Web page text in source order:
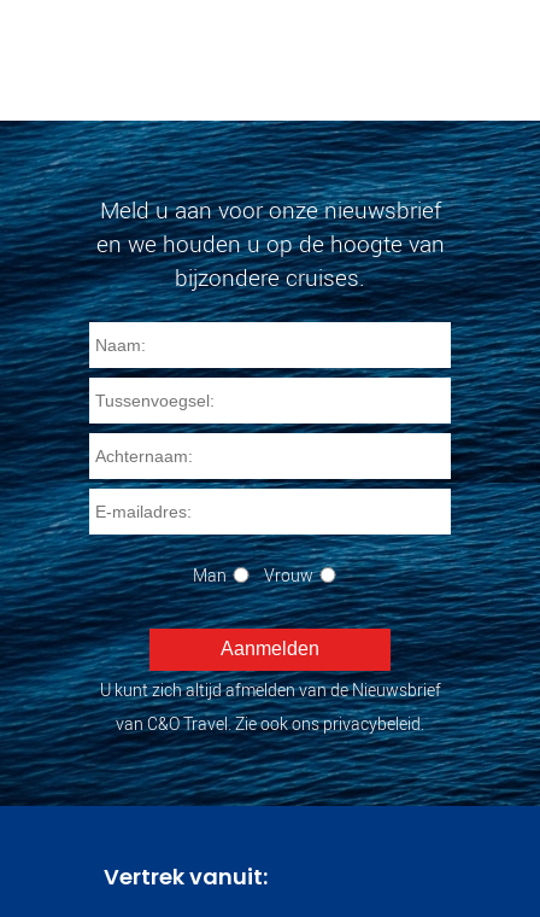
Meld u aan voor onze nieuwsbrief
en we houden u op de hoogte van
bijzondere cruises.
Man Vrouw
U kunt zich altijd afmelden van de Nieuwsbrief
van C&O Travel. Zie ook ons privacybeleid.
Vertrek vanuit: